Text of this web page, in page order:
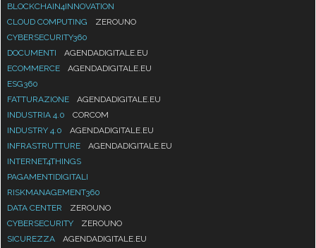
BLOCKCHAIN4INNOVATION
CLOUD COMPUTING
ZEROUNO
CYBERSECURITY360
DOCUMENTI
AGENDADIGITALE.EU
ECOMMERCE
AGENDADIGITALE.EU
ESG360
FATTURAZIONE
AGENDADIGITALE.EU
INDUSTRIA 4.0
CORCOM
INDUSTRY 4.0
AGENDADIGITALE.EU
INFRASTRUTTURE
AGENDADIGITALE.EU
INTERNET4THINGS
PAGAMENTIDIGITALI
RISKMANAGEMENT360
DATA CENTER
ZEROUNO
CYBERSECURITY
ZEROUNO
SICUREZZA
AGENDADIGITALE.EU